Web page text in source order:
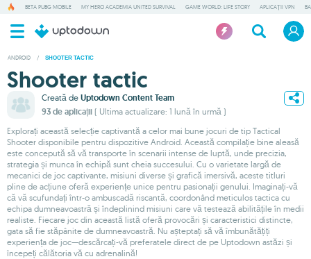
BETA PUBG MOBILE MY HERO ACADEMIA UNITED SURVIVAL GAME WORLD: LIFE STORY APLICAȚII VPN
ANDROID / SHOOTER TACTIC
Shooter tactic
Creată de Uptodown Content Team
93 de aplicații ( Ultima actualizare: 1 lună în urmă )
Explorați această selecție captivantă a celor mai bune jocuri de tip Tactical
Shooter disponibile pentru dispozitive Android. Această compilație bine aleasă
este concepută să vă transporte în scenarii intense de luptă, unde precizia,
strategia și munca în echipă sunt cheia succesului. Cu o varietate largă de
mecanici de joc captivante, misiuni diverse și grafică imersivă, aceste titluri
pline de acțiune oferă experiențe unice pentru pasionații genului. Imaginați-vă
că vă scufundați într-o ambuscadă riscantă, coordonând meticulos tactica cu
echipa dumneavoastră și îndeplinind misiuni care vă testează abilitățile în medii
realiste. Fiecare joc din această listă oferă provocări și caracteristici distincte,
gata să fie stăpânite de dumneavoastră. Nu așteptați să vă îmbunătățiți
experiența de joc—descărcați-vă preferatele direct de pe Uptodown astăzi și
începeți călătoria vă cu adrenalină!